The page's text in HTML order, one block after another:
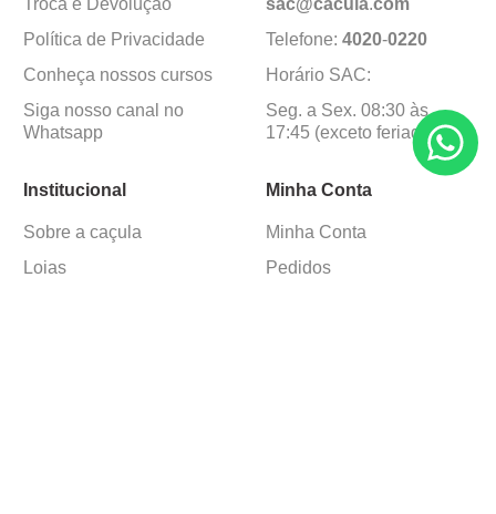
Troca e Devolução
Política de Privacidade
Conheça nossos cursos
Siga nosso canal no
Whatsapp
sac@cacula.com
Telefone: 4020-0220
Horário SAC:
Seg. a Sex. 08:30 às
17:45 (exceto feriados)
Institucional
Sobre a caçula
Lojas
Minha Conta
Minha Conta
Pedidos